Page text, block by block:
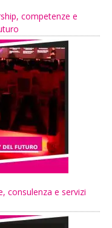
competenze e
consulenza e servizi